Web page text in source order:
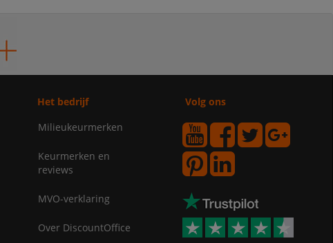
Het bedrijf
Milieukeurmerken
Keurmerken en
reviews
MVO-verklaring
Over DiscountOffice
Volg ons